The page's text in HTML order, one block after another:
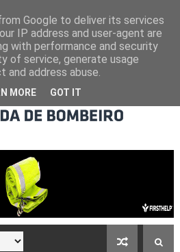
Google to deliver its services
IP address and user-agent are
with performance and security
of service, generate usage
address abuse.
MORE GOT IT